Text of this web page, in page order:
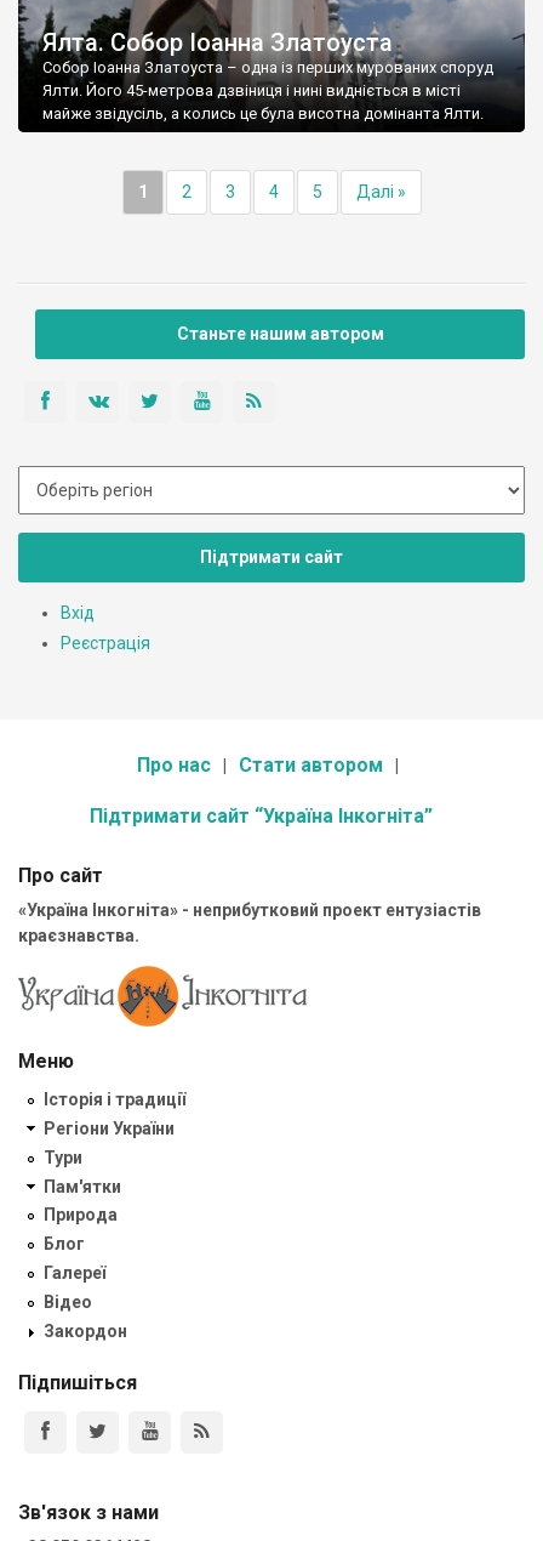
Ялта. Собор Іоанна Златоуста
Собор Іоанна Златоуста – одна із перших мурованих споруд
Ялти. Його 45-метрова дзвіниця і нині видніється в місті
майже звідусіль, а колись це була висотна домінанта Ялти.
1 2 3 4 5 Далі »
Станьте нашим автором
Підтримати сайт
Вхід
Реєстрація
Про нас Стати автором
Підтримати сайт “Україна Інкогніта”
Про сайт
«Україна Інкогніта» - неприбутковий проект ентузіастів
краєзнавства.
Меню
Історія і традиції
Регіони України
Тури
Пам'ятки
Природа
Блог
Галереї
Відео
Закордон
Підпишіться
Зв'язок з нами